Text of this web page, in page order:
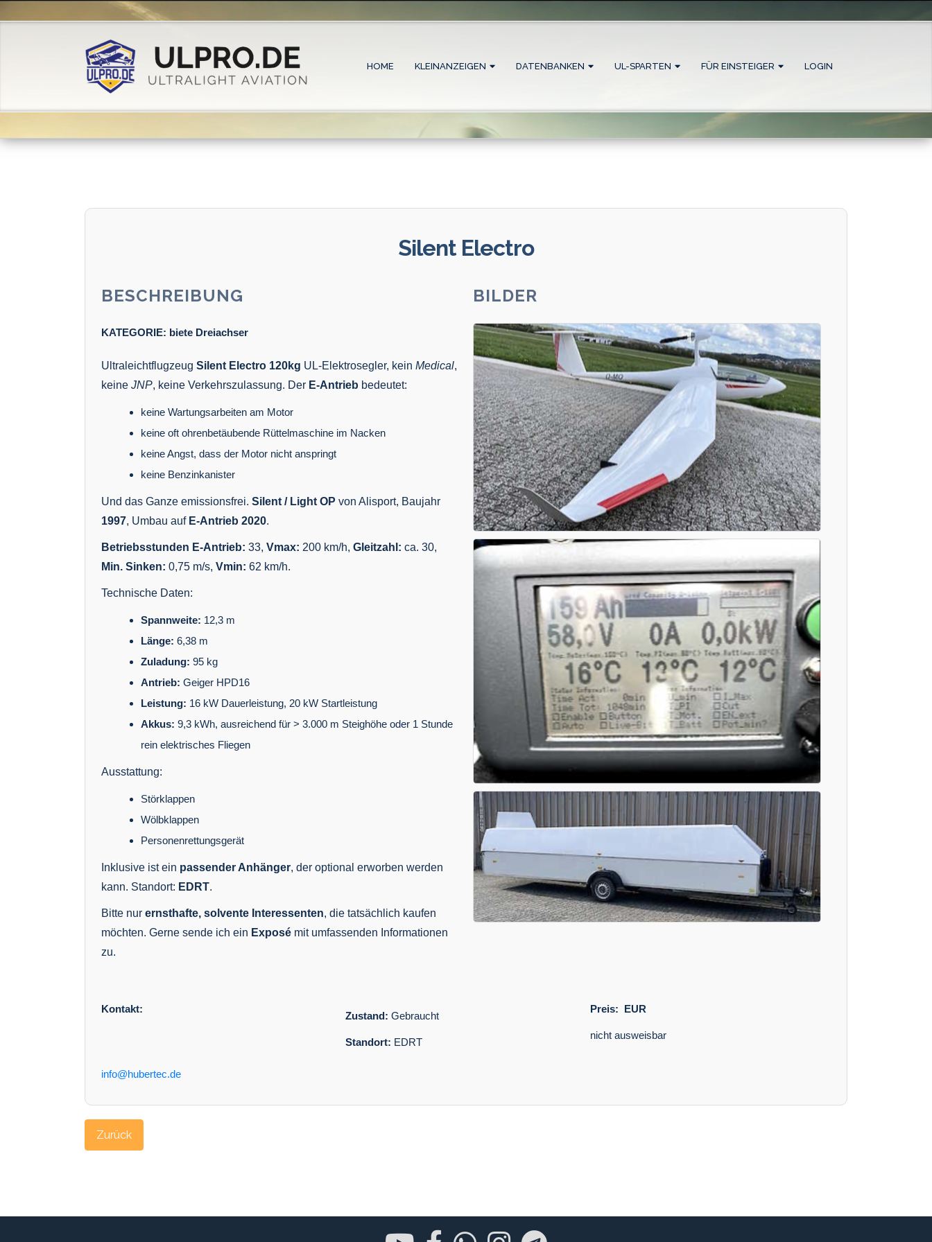
HOME KLEINANZEIGEN DATENBANKEN UL-SPARTEN FÜR EINSTEIGER LOGIN
Silent Electro
BESCHREIBUNG
KATEGORIE: biete Dreiachser
Ultraleichtflugzeug Silent Electro 120kg UL-Elektrosegler, kein Medical,
keine JNP, keine Verkehrszulassung. Der E-Antrieb bedeutet:
keine Wartungsarbeiten am Motor
keine oft ohrenbetäubende Rüttelmaschine im Nacken
keine Angst, dass der Motor nicht anspringt
keine Benzinkanister
Und das Ganze emissionsfrei. Silent / Light OP von Alisport, Baujahr
1997, Umbau auf E-Antrieb 2020.
Betriebsstunden E-Antrieb: 33, Vmax: 200 km/h, Gleitzahl: ca. 30,
Min. Sinken: 0,75 m/s, Vmin: 62 km/h.
Technische Daten:
Spannweite: 12,3 m
Länge: 6,38 m
Zuladung: 95 kg
Antrieb: Geiger HPD16
Leistung: 16 kW Dauerleistung, 20 kW Startleistung
Akkus: 9,3 kWh, ausreichend für > 3.000 m Steighöhe oder 1 Stunde
rein elektrisches Fliegen
Ausstattung:
Störklappen
Wölbklappen
Personenrettungsgerät
Inklusive ist ein passender Anhänger, der optional erworben werden
kann. Standort: EDRT.
Bitte nur ernsthafte, solvente Interessenten, die tatsächlich kaufen
möchten. Gerne sende ich ein Exposémit umfassenden Informationen
zu.
BILDER
Kontakt:
info@hubertec.de
Zustand:Gebraucht
Standort: EDRT
Preis: EUR
nicht ausweisbar
Zurück